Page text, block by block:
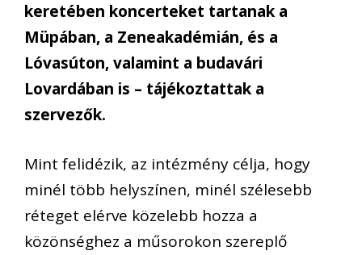
keretében koncerteket tartanak a
Müpában, a Zeneakadémián, és a
Lóvasúton, valamint a budavári
Lovardában is – tájékoztattak a
szervezők.
Mint felidézik, az intézmény célja, hogy
minél több helyszínen, minél szélesebb
réteget elérve közelebb hozza a
közönséghez a műsorokon szereplő